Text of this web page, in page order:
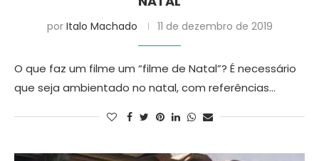
por Italo Machado 11 de dezembro de 2019
O que faz um filme um “filme de Natal”? É necessário
que seja ambientado no natal, com referências…